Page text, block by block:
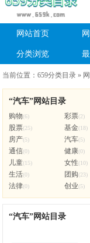
网站首页
分类浏览
当前位置：659分类目录 »
“汽车”网站目录
购物(6) 彩票(2)
股票(25) 基金(18)
房产(5) 汽车(5)
通信(0) 健康(0)
儿童(15) 女性(10)
生活(0) 团购(23)
法律(0) 创业(5)
“汽车”网站目录